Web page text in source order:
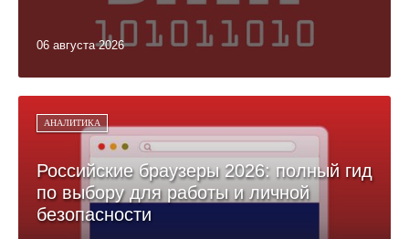
06 августа 2026
АНАЛИТИКА
Российские браузеры 2026: полный гид
по выбору для работы и личной
безопасности